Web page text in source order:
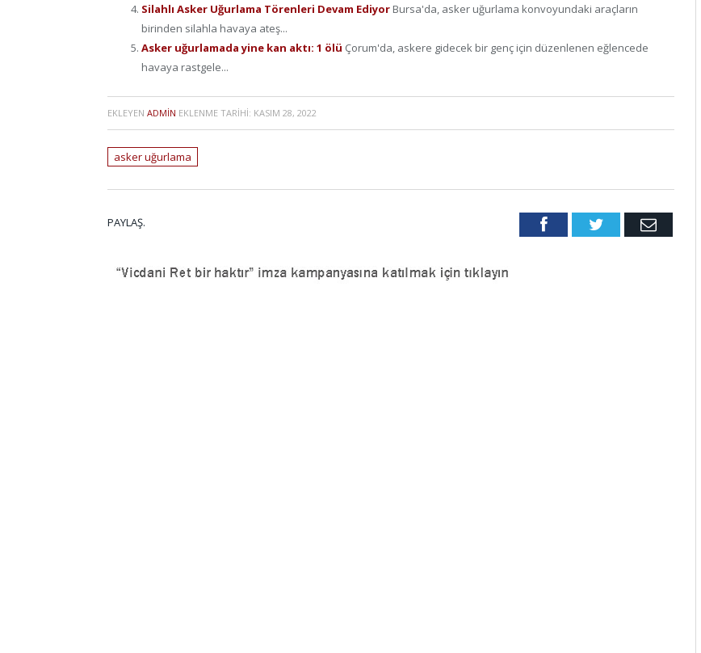
Silahlı Asker Uğurlama Törenleri Devam Ediyor Bursa'da, asker uğurlama konvoyundaki araçların
birinden silahla havaya ateş...
Asker uğurlamada yine kan aktı: 1 ölü Çorum'da, askere gidecek bir genç için düzenlenen eğlencede
havaya rastgele...
EKLEYEN ADMIN EKLENME TARIHI: KASIM 28, 2022
asker uğurlama
PAYLAŞ. FacebookTwitter Email